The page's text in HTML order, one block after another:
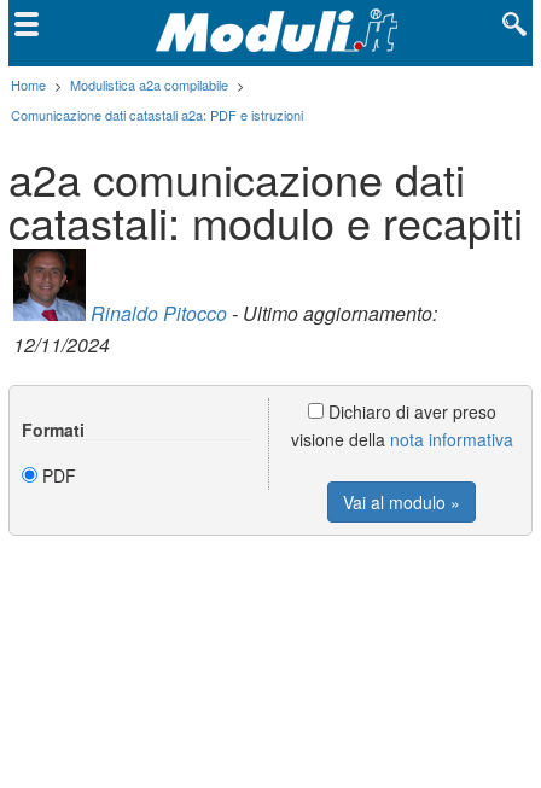
Home > Modulistica a2a compilabile >
Comunicazione dati catastali a2a: PDF e istruzioni
a2a comunicazione dati
catastali: modulo e recapiti
Rinaldo Pitocco- Ultimo aggiornamento:
12/11/2024
Formati
PDF
Dichiaro di aver preso
visione della nota informativa
Vai al modulo »